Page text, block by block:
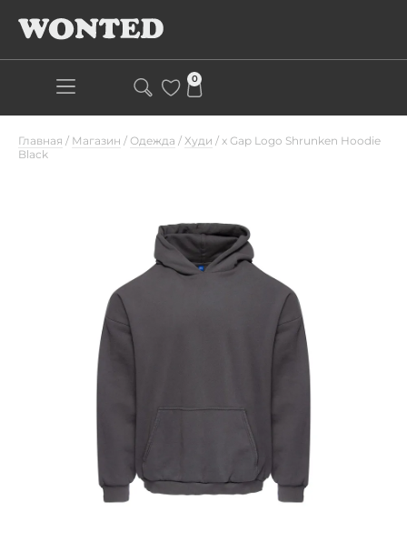
0
Главная / Магазин / Одежда / Худи / x Gap Logo Shrunken Hoodie
Black